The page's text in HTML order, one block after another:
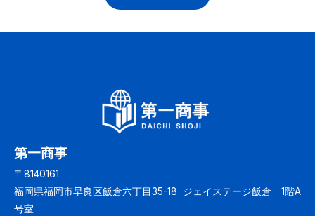
第一商事
〒8140161
福岡県福岡市早良区飯倉六丁目35-18 ジェイステージ飯倉 1階A
号室